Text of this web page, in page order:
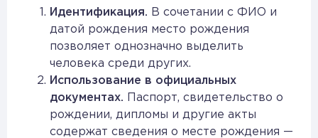
Идентификация. В сочетании с ФИО и
датой рождения место рождения
позволяет однозначно выделить
человека среди других.
Использование в официальных
документах. Паспорт, свидетельство о
рождении, дипломы и другие акты
содержат сведения о месте рождения —